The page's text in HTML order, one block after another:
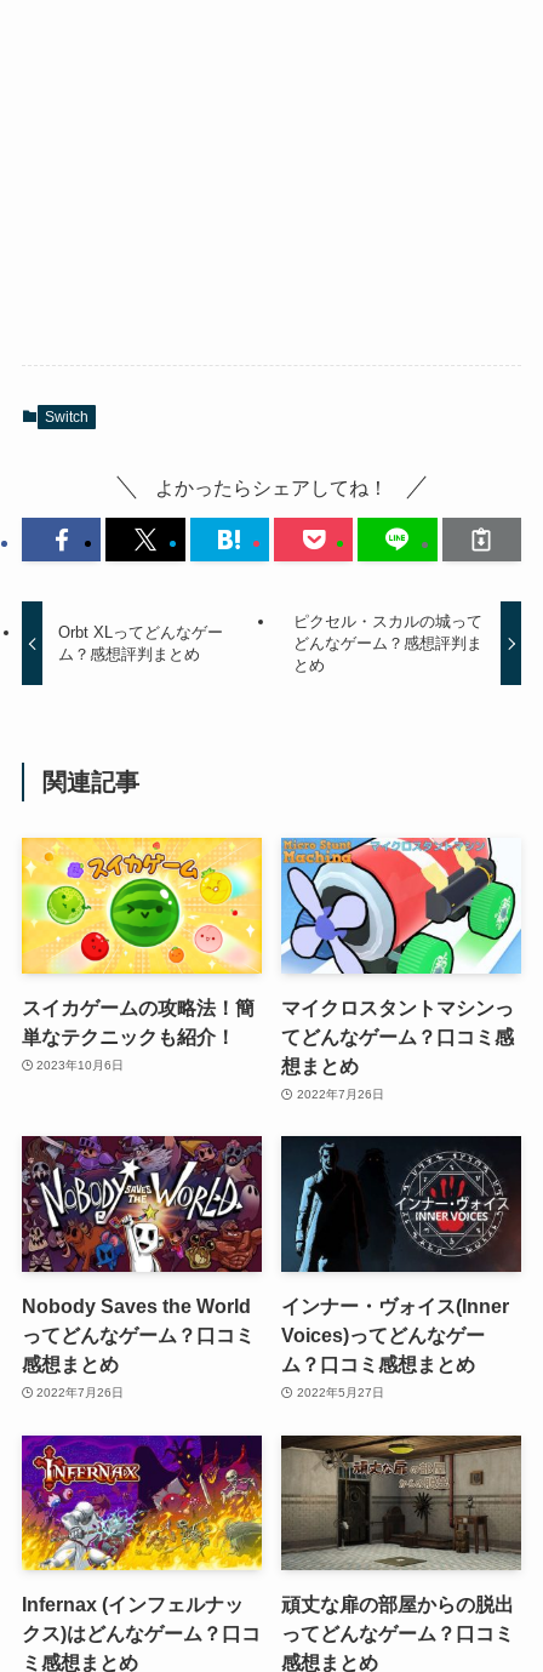
Switch
よかったらシェアしてね！
Orbt XLってどんなゲー
ム？感想評判まとめ
ピクセル・スカルの城って
どんなゲーム？感想評判ま
とめ
関連記事
スイカゲームの攻略法！簡
単なテクニックも紹介！
2023年10月6日
マイクロスタントマシンっ
てどんなゲーム？口コミ感
想まとめ
2022年7月26日
Nobody Saves the World
ってどんなゲーム？口コミ
感想まとめ
2022年7月26日
インナー・ヴォイス(Inner
Voices)ってどんなゲー
ム？口コミ感想まとめ
2022年5月27日
Infernax (インフェルナッ
クス)はどんなゲーム？口コ
ミ感想まとめ
頑丈な扉の部屋からの脱出
ってどんなゲーム？口コミ
感想まとめ